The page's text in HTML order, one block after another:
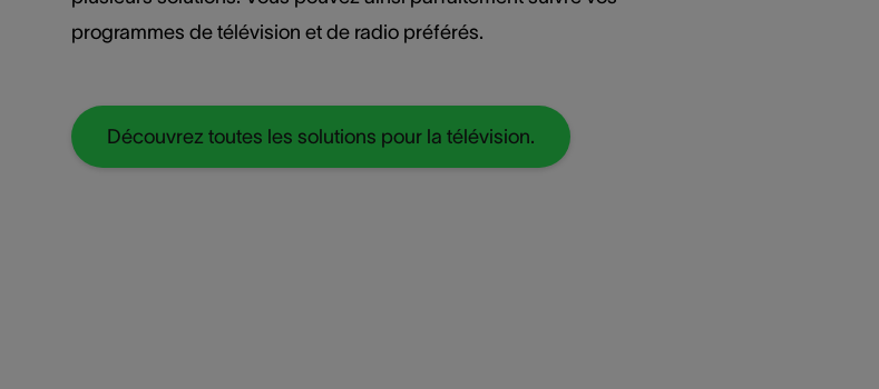
programmes de télévision et de radio préférés.
Découvrez toutes les solutions pour la télévision.